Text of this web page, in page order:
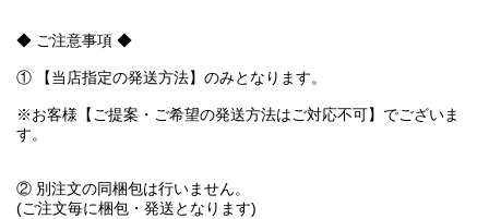
◆ ご注意事項 ◆
① 【当店指定の発送方法】のみとなります。
※お客様【ご提案・ご希望の発送方法はご対応不可】でございま
す。
② 別注文の同梱包は行いません。
(ご注文毎に梱包・発送となります)